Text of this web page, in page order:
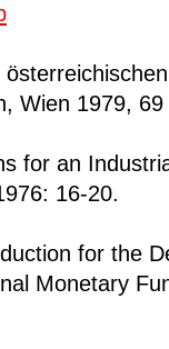
Wien 1979, 69
for an
16-20.
for the
Monetary